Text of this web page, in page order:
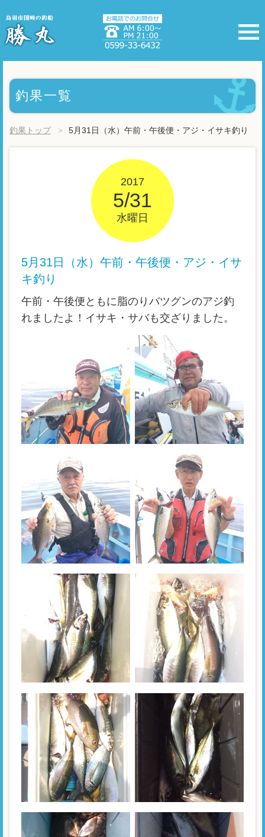
釣果一覧
釣果トップ 5月31日（水）午前・午後便・アジ・イサキ釣り
2017
5/31
水曜日
5月31日（水）午前・午後便・アジ・イサ
キ釣り
午前・午後便ともに脂のりバツグンのアジ釣
れましたよ！イサキ・サバも交ざりました。